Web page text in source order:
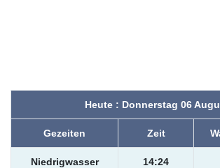
Heute : Donnerstag 06
Gezeiten Zeit
Niedrigwasser 14:24